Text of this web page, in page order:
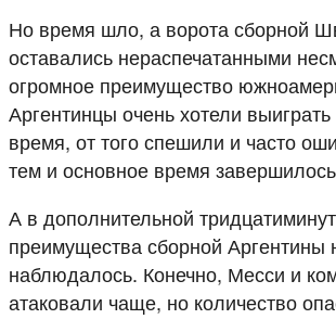
Но время шло, а ворота сборной
оставались нераспечатанными
огромное преимущество
Аргентинцы очень хотели
время, от того спешили и часто
тем и основное время
А в дополнительной
преимущества сборной Аргентины
наблюдалось. Конечно, Месси и
атаковали чаще, но количество